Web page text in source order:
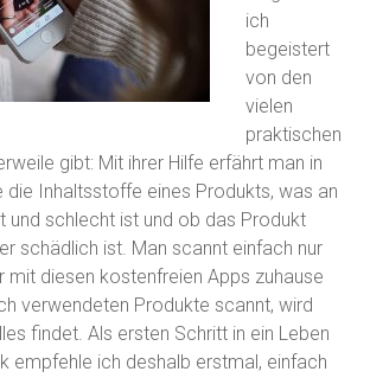
ich
begeistert
von den
vielen
praktischen
gibt: Mit ihrer Hilfe erfährt man in
die Inhaltsstoffe eines Produkts, was an
und schlecht ist und ob das Produkt
schädlich ist. Man scannt einfach nur
mit diesen kostenfreien Apps zuhause
verwendeten Produkte scannt, wird
findet. Als ersten Schritt in ein Leben
empfehle ich deshalb erstmal, einfach